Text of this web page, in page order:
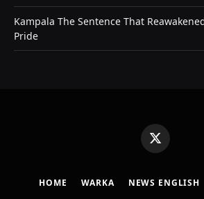
Kampala The Sentence That
Pride
X
(Twitter)
HOME WARKA NEWS ENGLISH